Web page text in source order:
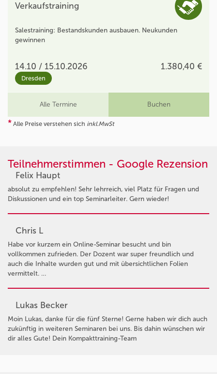
Verkaufstraining
Salestraining: Bestandskunden ausbauen. Neukunden
gewinnen
14.10 / 15.10.2026 1.380,40 €
Dresden
Alle Termine Buchen
* Alle Preise verstehen sich inkl.MwSt
Teilnehmerstimmen - Google Rezension
Felix Haupt
absolut zu empfehlen! Sehr lehrreich, viel Platz für Fragen und
Diskussionen und ein top Seminarleiter. Gern wieder!
Chris L
Habe vor kurzem ein Online-Seminar besucht und bin
vollkommen zufrieden. Der Dozent war super freundlich und
auch die Inhalte wurden gut und mit übersichtlichen Folien
vermittelt. …
Lukas Becker
Moin Lukas, danke für die fünf Sterne! Gerne haben wir dich auch
zukünftig in weiteren Seminaren bei uns. Bis dahin wünschen wir
dir alles Gute! Dein Kompakttraining-Team